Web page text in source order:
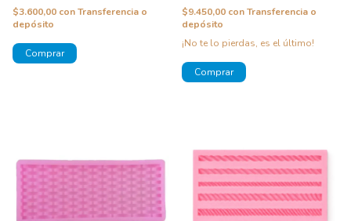
$3.600,00 conTransferencia o
depósito
$9.450,00 conTransferencia o
depósito
¡No te lo pierdas, es el último!